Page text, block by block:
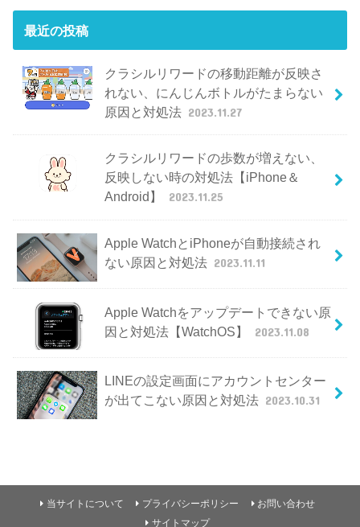
最近の投稿
クラシルリワードの移動距離が反映さ
れない、にんじんボトルがたまらない
原因と対処法 2023.11.27
クラシルリワードの歩数が増えない、
反映しない時の対処法【iPhone＆
Android】
2023.11.25
Apple WatchとiPhoneが自動接続され
ない原因と対処法 2023.11.11
Apple Watchをアップデートできない原
因と対処法【WatchOS】
2023.11.08
LINEの設定画面にアカウントセンター
が出てこない原因と対処法 2023.10.31
当サイトについて プライバシーポリシー
お問い合わせ
サイトマップ